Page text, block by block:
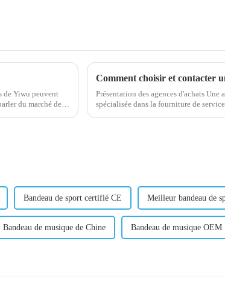
de Yiwu peuvent
Comment choisir et contacter
Présentation des agences d'achats
spécialisée dans la fourniture de services
Bandeau de sport certifié CE Meilleur bandeau de
Bandeau de musique de Chine Bandeau de musique OEM